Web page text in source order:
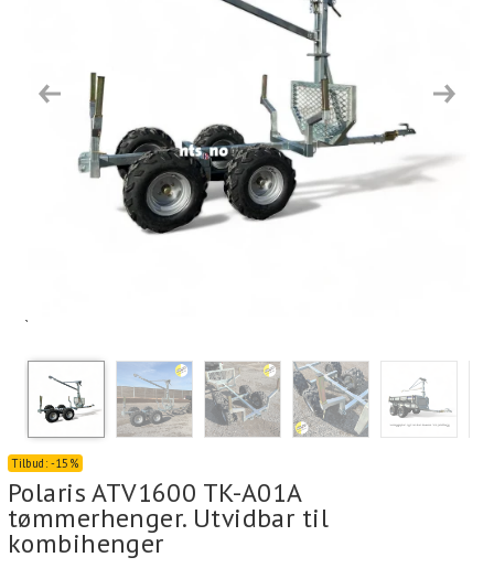
Previous Next
`
Tilbud: -15%
Polaris ATV1600 TK-A01A
tømmerhenger. Utvidbar til
kombihenger